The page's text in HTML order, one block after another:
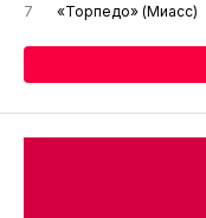
7
«Торпедо» (Миасс)